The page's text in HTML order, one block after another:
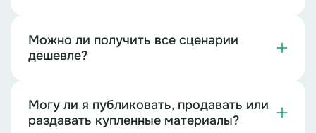
Можно ли получить все сценарии
дешевле?
Могу ли я публиковать, продавать или
раздавать купленные материалы?